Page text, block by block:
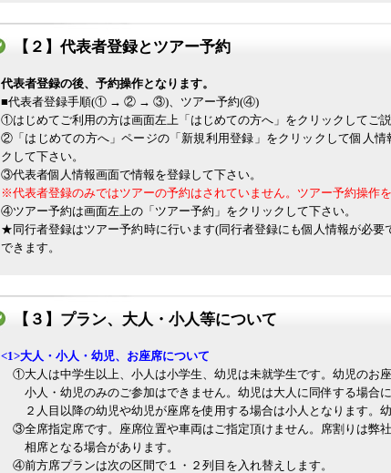
【２】代表者登録とツアー予約
代表者登録の後、予約操作となります。
■代表者登録手順(① → ② → ③)、ツアー予約(④)
①はじめてご利用の方は画面左上「はじめての方へ」をクリックしてご説
②「はじめての方へ」ページの「新規利用登録」をクリックして個人情
クして下さい。
③代表者個人情報画面で情報を登録して下さい。
※代表者登録のみではツアーの予約はされていません。ツアー予約操作を
④ツアー予約は画面左上の「ツアー予約」をクリックして下さい。
★同行者登録はツアー予約時に行います(同行者登録にも個人情報が必要
できます。
【３】プラン、大人・小人等について
<1>⼤⼈・小⼈・幼児、お座席について
①大人は中学⽣以上、小人は小学⽣、幼児は未就学⽣です。幼児のお
小人・幼児のみのご参加はできません。幼児は大人に同伴する場合に
２人目以降の幼児や幼児が座席を使⽤する場合は小人となります。幼
③全席指定席です。座席位置や車両はご指定頂けません。席割りは弊社
相席となる場合があります。
④前方席プランは次の区間で１・２列目を入れ替えします。